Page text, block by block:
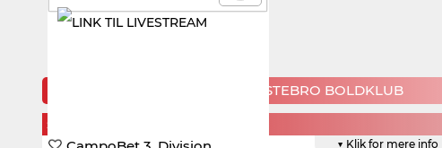
KOMMENDE KAMPE FOR HOLSTEBRO BOLDKLUB
SATURDAY, 8. AUGUST
▼ Klik for mere info